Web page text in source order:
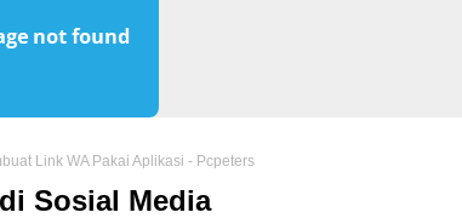
Link WA Pakai Aplikasi - Pcpeters
Sosial Media